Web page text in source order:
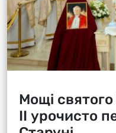
Мощі
ІІ урочисто